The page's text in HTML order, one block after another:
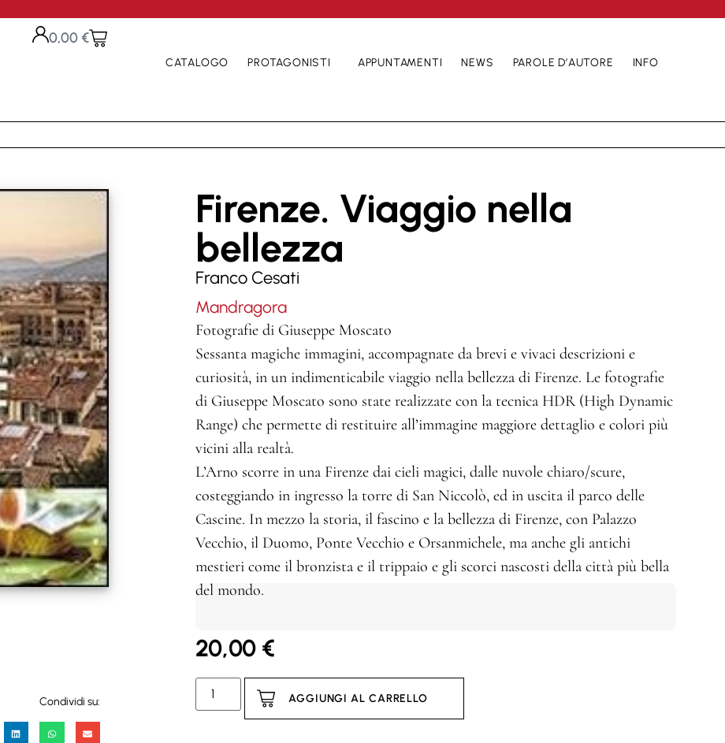
0,00€
CATALOGO PROTAGONISTI APPUNTAMENTI NEWS PAROLE D’AUTORE INFO
Condividi su:
Firenze. Viaggio nella
bellezza
Franco Cesati
Mandragora
Fotografie di Giuseppe Moscato
Sessanta magiche immagini, accompagnate da brevi e vivaci descrizioni e
curiosità, in un indimenticabile viaggio nella bellezza di Firenze. Le fotografie
di Giuseppe Moscato sono state realizzate con la tecnica HDR (High Dynamic
Range) che permette di restituire all’immagine maggiore dettaglio e colori più
vicini alla realtà.
L’Arno scorre in una Firenze dai cieli magici, dalle nuvole chiaro/scure,
costeggiando in ingresso la torre di San Niccolò, ed in uscita il parco delle
Cascine. In mezzo la storia, il fascino e la bellezza di Firenze, con Palazzo
Vecchio, il Duomo, Ponte Vecchio e Orsanmichele, ma anche gli antichi
mestieri come il bronzista e il trippaio e gli scorci nascosti della città più bella
del mondo.
20,00 €
AGGIUNGI AL CARRELLO